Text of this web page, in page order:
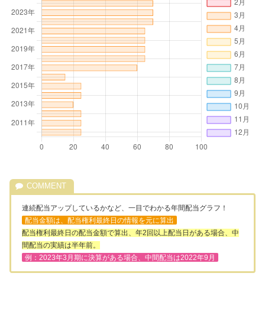
連続配当アップしているかなど、一目でわかる年間配当グラフ！
配当金額は、配当権利最終日の情報を元に算出
配当権利最終日の配当金額で算出、年2回以上配当日がある場合、中
間配当の実績は半年前。
例：2023年3月期に決算がある場合、中間配当は2022年9月